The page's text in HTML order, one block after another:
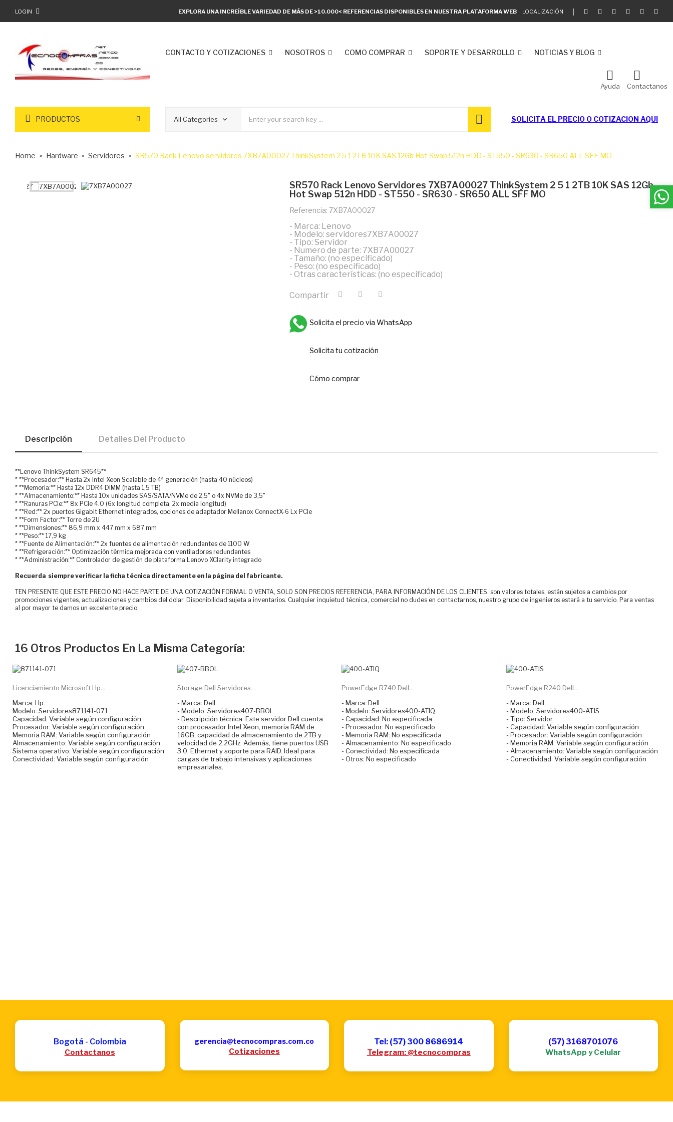
EXPLORA UNA INCREÍBLE VARIEDAD DE MÁS DE >10.000< REFERENCIAS DISPONIBLES EN NUESTRA PLATAFORMA WEB LOCALIZACIÓN
LOGIN
CONTACTO Y COTIZACIONES NOSOTROS COMO COMPRAR SOPORTE Y DESARROLLO NOTICIAS Y BLOG
Ayuda Contactanos
PRODUCTOS SOLICITA EL PRECIO O COTIZACION AQUI
Home Hardware Servidores SR570 Rack Lenovo servidores 7XB7A00027 ThinkSystem 2 5 1 2TB 10K SAS 12Gb Hot Swap 512n HDD - ST550 - SR630 - SR650 ALL SFF MO
SR570 Rack Lenovo Servidores 7XB7A00027 ThinkSystem 2 5 1 2TB 10K SAS 12Gb
Hot Swap 512n HDD - ST550 - SR630 - SR650 ALL SFF MO
Referencia: 7XB7A00027
- Marca: Lenovo
- Modelo: servidores7XB7A00027
- Tipo: Servidor
- Numero de parte: 7XB7A00027
- Tamaño: (no especificado)
- Peso: (no especificado)
- Otras características: (no especificado)
Compartir
Solicita el precio via WhatsApp
Solicita tu cotización
Cómo comprar
Descripción Detalles Del Producto
**Lenovo ThinkSystem SR645**
* **Procesador:** Hasta 2x Intel Xeon Scalable de 4ª generación (hasta 40 núcleos)
* **Memoria:** Hasta 12x DDR4 DIMM (hasta 1,5 TB)
* **Almacenamiento:** Hasta 10x unidades SAS/SATA/NVMe de 2,5" o 4x NVMe de 3,5"
* **Ranuras PCIe:** 8x PCIe 4.0 (6x longitud completa, 2x media longitud)
* **Red:** 2x puertos Gigabit Ethernet integrados, opciones de adaptador Mellanox ConnectX-6 Lx PCIe
* **Form Factor:** Torre de 2U
* **Dimensiones:** 86,9 mm x 447 mm x 687 mm
* **Peso:** 17,9 kg
* **Fuente de Alimentación:** 2x fuentes de alimentación redundantes de 1100 W
* **Refrigeración:** Optimización térmica mejorada con ventiladores redundantes
* **Administración:** Controlador de gestión de plataforma Lenovo XClarity integrado
Recuerda siempre verificar la ficha técnica directamente en la página del fabricante.
TEN PRESENTE QUE ESTE PRECIO NO HACE PARTE DE UNA COTIZACIÓN FORMAL O VENTA, SOLO SON PRECIOS REFERENCIA, PARA INFORMACIÓN DE LOS CLIENTES. son valores totales, están sujetos a cambios por
promociones vigentes, actualizaciones y cambios del dolar. Disponibilidad sujeta a inventarios. Cualquier inquietud técnica, comercial no dudes en contactarnos, nuestro grupo de ingenieros estará a tu servicio. Para ventas
al por mayor te damos un excelente precio.
16 Otros Productos En La Misma Categoría:
Licenciamiento Microsoft Hp...
Marca: Hp
Modelo: Servidores871141-071
Capacidad: Variable según configuración
Procesador: Variable según configuración
Memoria RAM: Variable según configuración
Almacenamiento: Variable según configuración
Sistema operativo: Variable según configuración
Conectividad: Variable según configuración
Storage Dell Servidores...
- Marca: Dell
- Modelo: Servidores407-BBOL
- Descripción técnica: Este servidor Dell cuenta
con procesador Intel Xeon, memoria RAM de
16GB, capacidad de almacenamiento de 2TB y
velocidad de 2.2GHz. Además, tiene puertos USB
3.0, Ethernet y soporte para RAID. Ideal para
cargas de trabajo intensivas y aplicaciones
empresariales.
PowerEdge R740 Dell...
- Marca: Dell
- Modelo: Servidores400-ATIQ
- Capacidad: No especificada
- Procesador: No especificado
- Memoria RAM: No especificada
- Almacenamiento: No especificado
- Conectividad: No especificada
- Otros: No especificado
PowerEdge R240 Dell...
- Marca: Dell
- Modelo: Servidores400-ATJS
- Tipo: Servidor
- Capacidad: Variable según configuración
- Procesador: Variable según configuración
- Memoria RAM: Variable según configuración
- Almacenamiento: Variable según configuración
- Conectividad: Variable según configuración
Bogotá - Colombia
Contactanos
gerencia@tecnocompras.com.co
Cotizaciones
Tel: (57) 300 8686914
Telegram: @tecnocompras
(57) 3168701076
WhatsApp y Celular